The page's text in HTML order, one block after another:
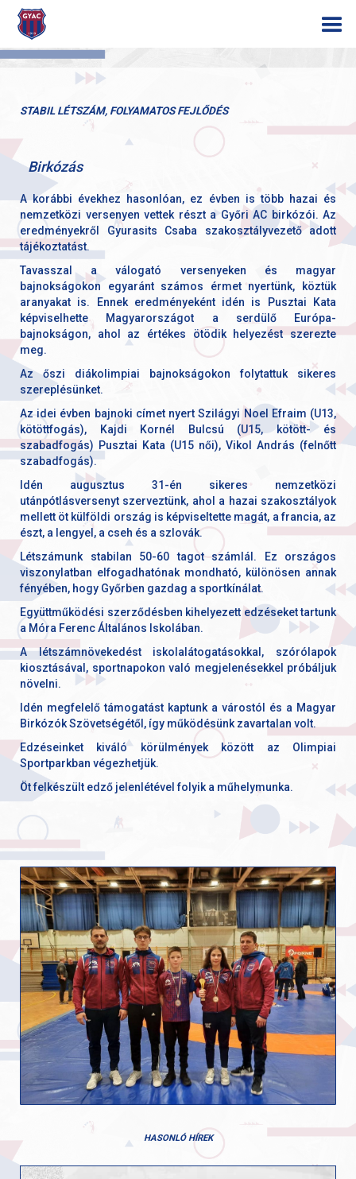
STABIL LÉTSZÁM, FOLYAMATOS FEJLŐDÉS
Birkózás
A korábbi évekhez hasonlóan, ez évben is több hazai és
nemzetközi versenyen vettek részt a Győri AC birkózói. Az
eredményekről Gyurasits Csaba szakosztályvezető adott
tájékoztatást.
Tavasszal a válogató versenyeken és magyar
bajnokságokon egyaránt számos érmet nyertünk, köztük
aranyakat is. Ennek eredményeként idén is Pusztai Kata
képviselhette Magyarországot a serdülő Európa-
bajnokságon, ahol az értékes ötödik helyezést szerezte
meg.
Az őszi diákolimpiai bajnokságokon folytattuk sikeres
szereplésünket.
Az idei évben bajnoki címet nyert Szilágyi Noel Efraim (U13,
kötöttfogás), Kajdi Kornél Bulcsú (U15, kötött- és
szabadfogás) Pusztai Kata (U15 női), Vikol András (felnőtt
szabadfogás).
Idén augusztus 31-én sikeres nemzetközi
utánpótlásversenyt szerveztünk, ahol a hazai szakosztályok
mellett öt külföldi ország is képviseltette magát, a francia, az
észt, a lengyel, a cseh és a szlovák.
Létszámunk stabilan 50-60 tagot számlál. Ez országos
viszonylatban elfogadhatónak mondható, különösen annak
fényében, hogy Győrben gazdag a sportkínálat.
Együttműködési szerződésben kihelyezett edzéseket tartunk
a Móra Ferenc Általános Iskolában.
A létszámnövekedést iskolalátogatásokkal, szórólapok
kiosztásával, sportnapokon való megjelenésekkel próbáljuk
növelni.
Idén megfelelő támogatást kaptunk a várostól és a Magyar
Birkózók Szövetségétől, így működésünk zavartalan volt.
Edzéseinket kiváló körülmények között az Olimpiai
Sportparkban végezhetjük.
Öt felkészült edző jelenlétével folyik a műhelymunka.
HASONLÓ HÍREK